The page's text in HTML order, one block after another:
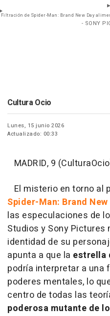
Filtración de Spider-Man: Brand New Day
- SONY
Cultura Ocio
Lunes, 15 junio 2026
Actualizado: 00:33
MADRID, 9
El misterio en torno al
Spider-Man: Brand New
las especulaciones de
Studios y Sony
identidad de su
apunta a que la estrella
podría interpretar a una
poderes mentales, lo
centro de todas las
poderosa mutante de